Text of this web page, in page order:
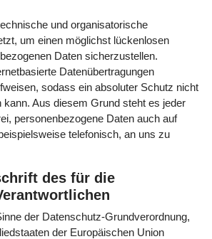
und organisatorische
um einen möglichst lückenlosen
Daten sicherzustellen.
Datenübertragungen
sodass ein absoluter Schutz nicht
kann. Aus diesem Grund steht es jeder
personenbezogene Daten auch auf
telefonisch, an uns zu
des für die
der Datenschutz-Grundverordnung,
der Europäischen Union